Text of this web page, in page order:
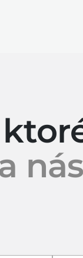
nás